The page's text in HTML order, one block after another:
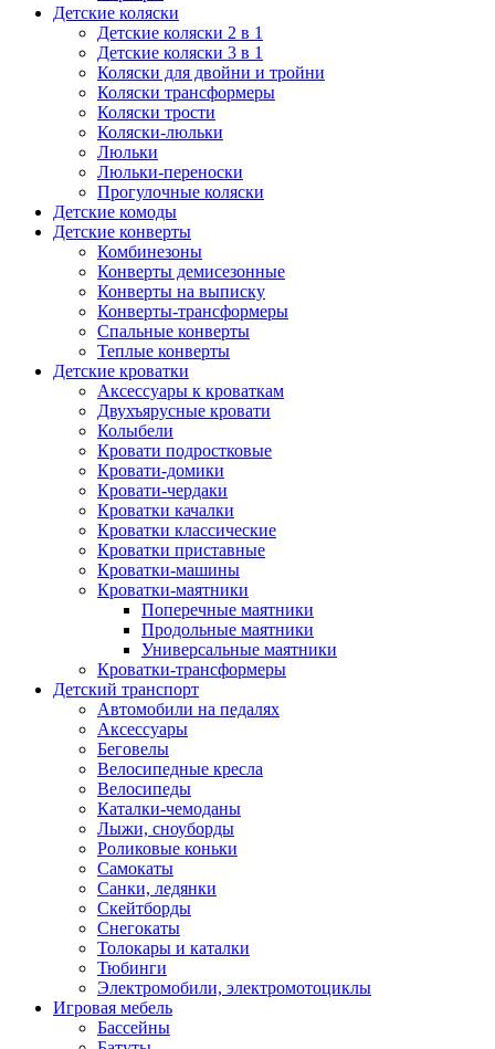
Детские коляски
Детские коляски 2 в 1
Детские коляски 3 в 1
Коляски для двойни и тройни
Коляски трансформеры
Коляски трости
Коляски-люльки
Люльки
Люльки-переноски
Прогулочные коляски
Детские комоды
Детские конверты
Комбинезоны
Конверты демисезонные
Конверты на выписку
Конверты-трансформеры
Спальные конверты
Теплые конверты
Детские кроватки
Аксессуары к кроваткам
Двухъярусные кровати
Колыбели
Кровати подростковые
Кровати-домики
Кровати-чердаки
Кроватки качалки
Кроватки классические
Кроватки приставные
Кроватки-машины
Кроватки-маятники
Поперечные маятники
Продольные маятники
Универсальные маятники
Кроватки-трансформеры
Детский транспорт
Автомобили на педалях
Аксессуары
Беговелы
Велосипедные кресла
Велосипеды
Каталки-чемоданы
Лыжи, сноуборды
Роликовые коньки
Самокаты
Санки, ледянки
Скейтборды
Снегокаты
Толокары и каталки
Тюбинги
Электромобили, электромотоциклы
Игровая мебель
Бассейны